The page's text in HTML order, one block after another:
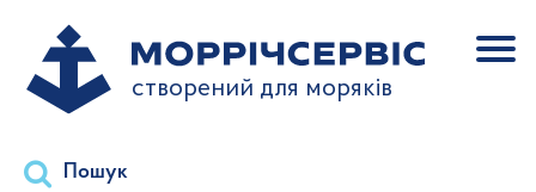
створений для моряків
Пошук